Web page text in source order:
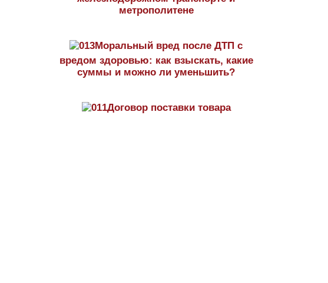
метрополитене
Моральный вред после ДТП с
вредом здоровью: как взыскать, какие
суммы и можно ли уменьшить?
Договор поставки товара